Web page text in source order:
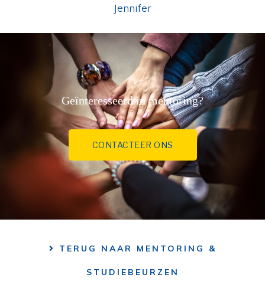
Jennifer
Geïnteresseerd in mentoring?
CONTACTEER ONS
TERUG NAAR MENTORING &
STUDIEBEURZEN